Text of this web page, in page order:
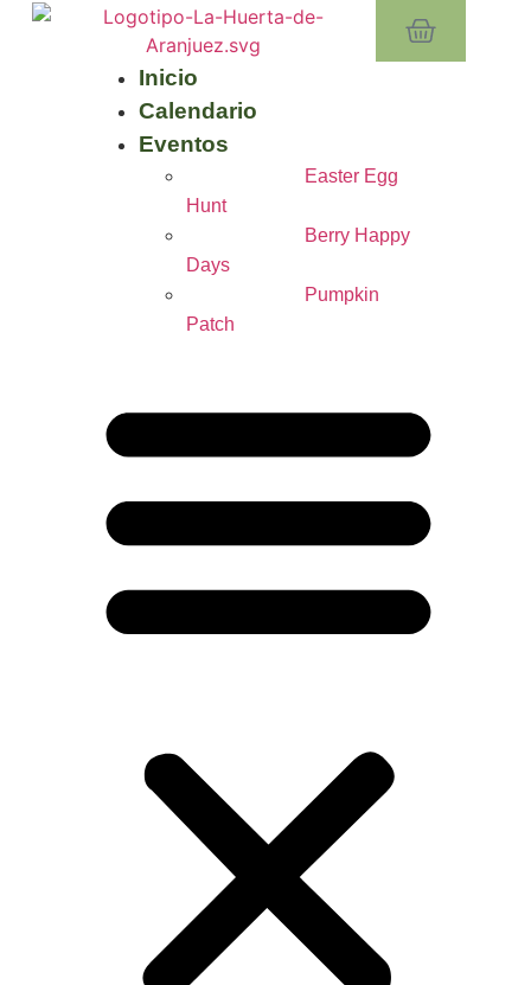
Inicio
Calendario
Eventos
Easter Egg
Hunt
Berry Happy
Days
Pumpkin
Patch